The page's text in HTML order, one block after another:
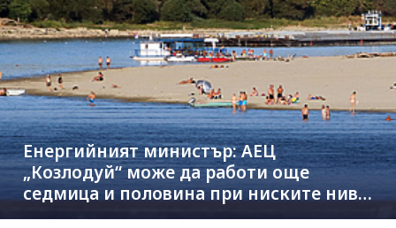
Енергийният министър: АЕЦ
„Козлодуй“ може да работи още
седмица и половина при ниските нива
на Дунав